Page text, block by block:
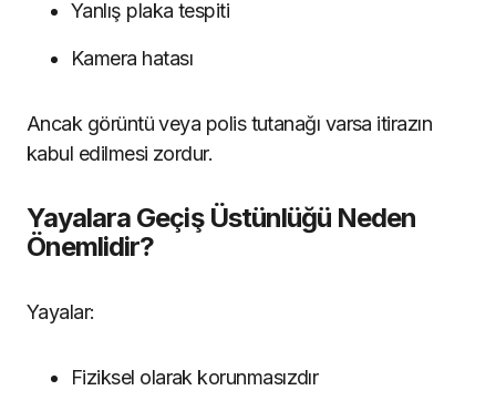
Yanlış plaka tespiti
Kamera hatası
Ancak görüntü veya polis tutanağı varsa itirazın
kabul edilmesi zordur.
Yayalara Geçiş Üstünlüğü Neden
Önemlidir?
Yayalar:
Fiziksel olarak korunmasızdır